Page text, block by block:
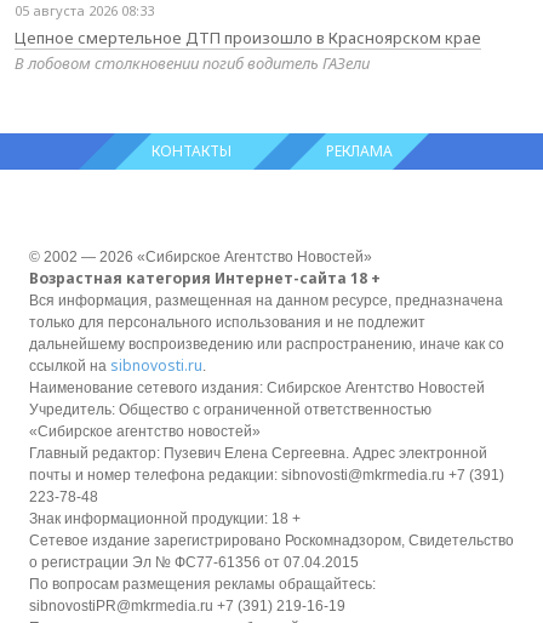
05 августа 2026 08:33
Цепное смертельное ДТП произошло в Красноярском крае
В лобовом столкновении погиб водитель ГАЗели
КОНТАКТЫ РЕКЛАМА
© 2002 — 2026 «Сибирское Агентство Новостей»
Возрастная категория Интернет-сайта 18 +
Вся информация, размещенная на данном ресурсе, предназначена
только для персонального использования и не подлежит
дальнейшему воспроизведению или распространению, иначе как со
ссылкой на sibnovosti.ru.
Наименование сетевого издания: Сибирское Агентство Новостей
Учредитель: Общество с ограниченной ответственностью
«Сибирское агентство новостей»
Главный редактор: Пузевич Елена Сергеевна. Адрес электронной
почты и номер телефона редакции: sibnovosti@mkrmedia.ru +7 (391)
223-78-48
Знак информационной продукции: 18 +
Сетевое издание зарегистрировано Роскомнадзором, Свидетельство
о регистрации Эл № ФС77-61356 от 07.04.2015
По вопросам размещения рекламы обращайтесь:
sibnovostiPR@mkrmedia.ru +7 (391) 219-16-19